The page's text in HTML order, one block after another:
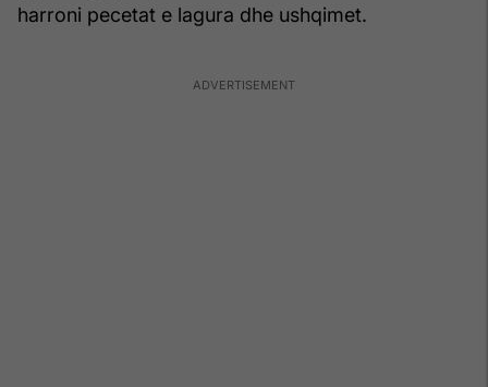
harroni pecetat e lagura dhe ushqimet.